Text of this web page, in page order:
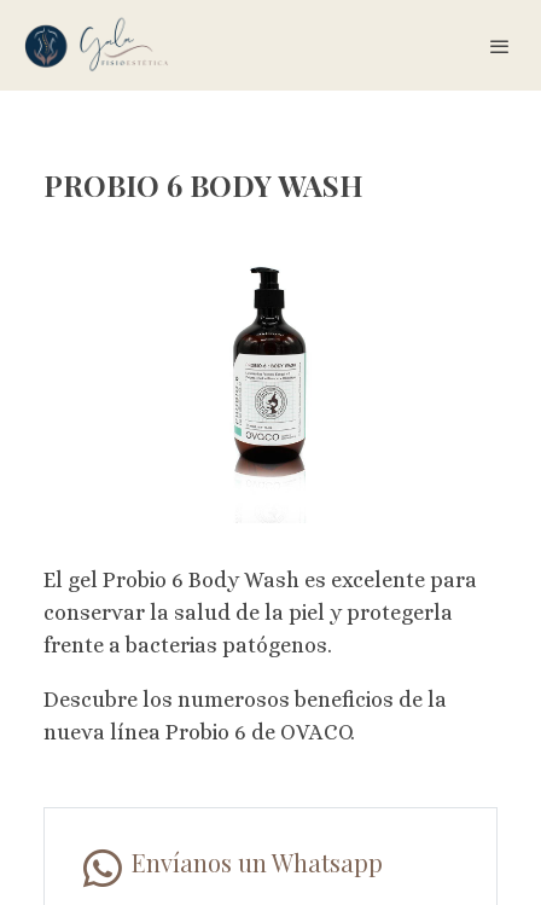
PROBIO 6 BODY WASH
El gel Probio 6 Body Wash es excelente para
conservar la salud de la piel y protegerla
frente a bacterias patógenos.
Descubre los numerosos beneficios de la
nueva línea Probio 6 de OVACO.
Envíanos un Whatsapp